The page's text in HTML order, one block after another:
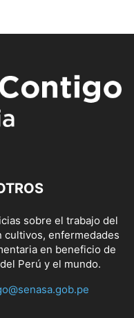
sobre el trabajo del
cultivos, enfermedades
en beneficio de
Perú y el mundo.